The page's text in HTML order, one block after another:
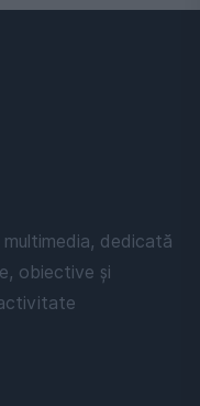
dedicată
obiective și